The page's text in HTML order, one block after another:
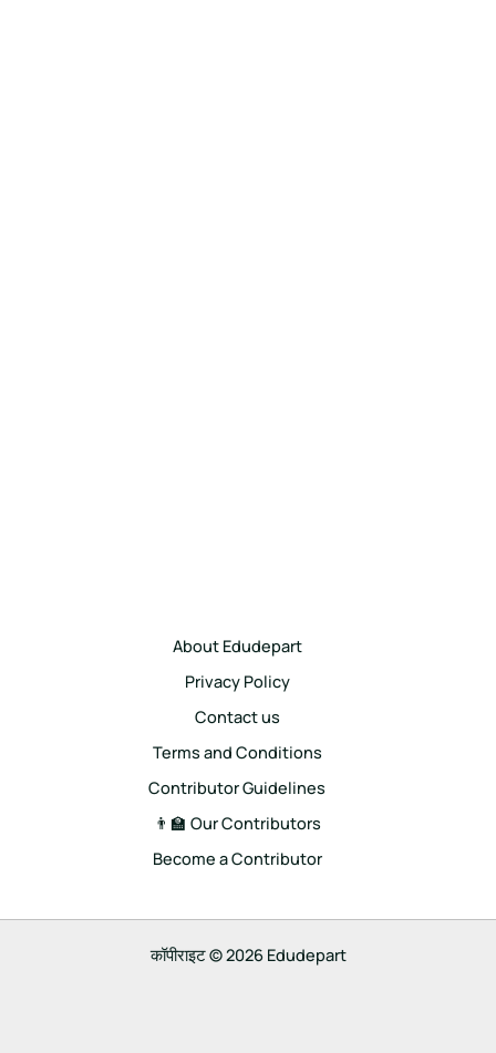
About Edudepart
Privacy Policy
Contact us
Terms and Conditions
Contributor Guidelines
👨‍🏫 Our Contributors
Become a Contributor
कॉपीराइट © 2026 Edudepart